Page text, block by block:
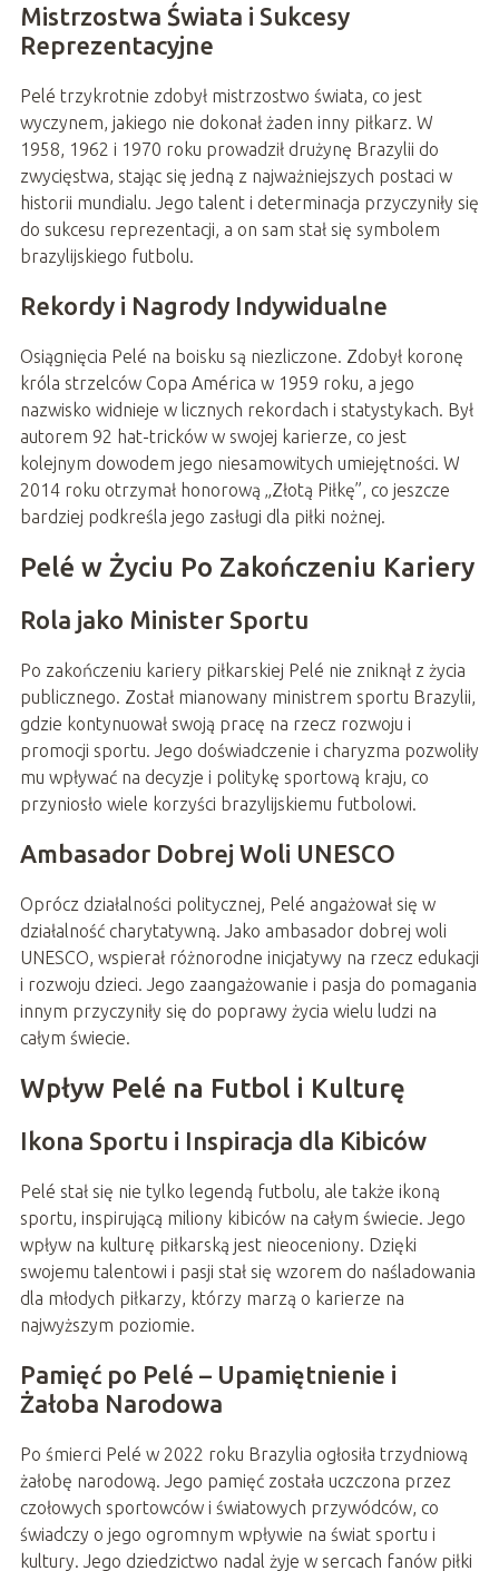
Mistrzostwa Świata i Sukcesy
Reprezentacyjne
Pelé trzykrotnie zdobył mistrzostwo świata, co jest
wyczynem, jakiego nie dokonał żaden inny piłkarz. W
1958, 1962 i 1970 roku prowadził drużynę Brazylii do
zwycięstwa, stając się jedną z najważniejszych postaci w
historii mundialu. Jego talent i determinacja przyczyniły się
do sukcesu reprezentacji, a on sam stał się symbolem
brazylijskiego futbolu.
Rekordy i Nagrody Indywidualne
Osiągnięcia Pelé na boisku są niezliczone. Zdobył koronę
króla strzelców Copa América w 1959 roku, a jego
nazwisko widnieje w licznych rekordach i statystykach. Był
autorem 92 hat-tricków w swojej karierze, co jest
kolejnym dowodem jego niesamowitych umiejętności. W
2014 roku otrzymał honorową „Złotą Piłkę”, co jeszcze
bardziej podkreśla jego zasługi dla piłki nożnej.
Pelé w Życiu Po Zakończeniu Kariery
Rola jako Minister Sportu
Po zakończeniu kariery piłkarskiej Pelé nie zniknął z życia
publicznego. Został mianowany ministrem sportu Brazylii,
gdzie kontynuował swoją pracę na rzecz rozwoju i
promocji sportu. Jego doświadczenie i charyzma pozwoliły
mu wpływać na decyzje i politykę sportową kraju, co
przyniosło wiele korzyści brazylijskiemu futbolowi.
Ambasador Dobrej Woli UNESCO
Oprócz działalności politycznej, Pelé angażował się w
działalność charytatywną. Jako ambasador dobrej woli
UNESCO, wspierał różnorodne inicjatywy na rzecz edukacji
i rozwoju dzieci. Jego zaangażowanie i pasja do pomagania
innym przyczyniły się do poprawy życia wielu ludzi na
całym świecie.
Wpływ Pelé na Futbol i Kulturę
Ikona Sportu i Inspiracja dla Kibiców
Pelé stał się nie tylko legendą futbolu, ale także ikoną
sportu, inspirującą miliony kibiców na całym świecie. Jego
wpływ na kulturę piłkarską jest nieoceniony. Dzięki
swojemu talentowi i pasji stał się wzorem do naśladowania
dla młodych piłkarzy, którzy marzą o karierze na
najwyższym poziomie.
Pamięć po Pelé – Upamiętnienie i
Żałoba Narodowa
Po śmierci Pelé w 2022 roku Brazylia ogłosiła trzydniową
żałobę narodową. Jego pamięć została uczczona przez
czołowych sportowców i światowych przywódców, co
świadczy o jego ogromnym wpływie na świat sportu i
kultury. Jego dziedzictwo nadal żyje w sercach fanów piłki